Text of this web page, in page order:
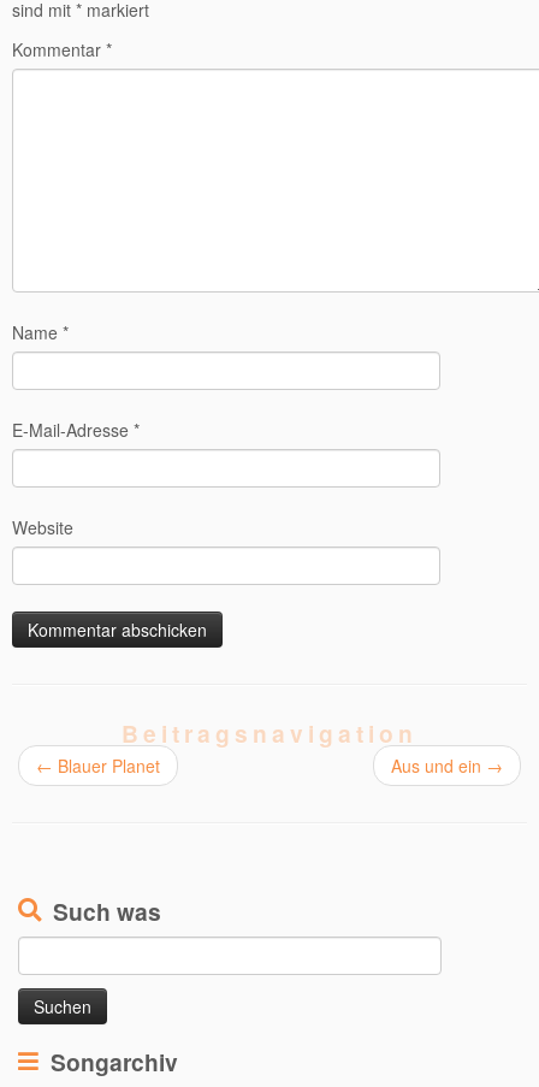
sind mit * markiert
Kommentar *
Name *
E-Mail-Adresse *
Website
Beitragsnavigation
← Blauer Planet Aus und ein →
Such was
nach:
Songarchiv